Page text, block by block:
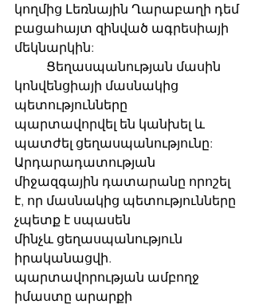
կողմից Լեռնային Ղարաբաղի դեմ
բացահայտ զինված ագրեսիայի
մեկնարկին:
կոնվենցիայի մասնակից
պետությունները
պարտավորվել են կանխել և
պատժել ցեղասպանությունը:
Արդարադատության
միջազգային դատարանը որոշել
է, որ մասնակից պետությունները
չպետք է սպասեն
մինչև ցեղասպանություն
իրականացվի.
պարտավորության ամբողջ
իմաստը արարքի